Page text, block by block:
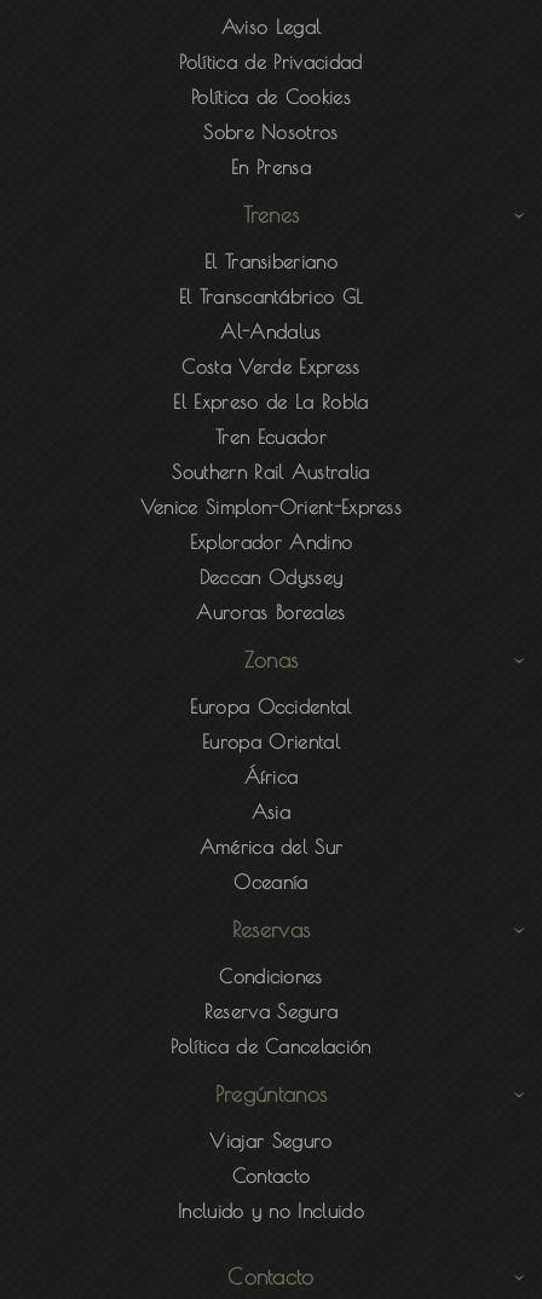
Aviso Legal
Política de Privacidad
Política de Cookies
Sobre Nosotros
En Prensa
Trenes
El Transiberiano
El Transcantábrico GL
Al-Andalus
Costa Verde Express
El Expreso de La Robla
Tren Ecuador
Southern Rail Australia
Venice Simplon-Orient-Express
Explorador Andino
Deccan Odyssey
Auroras Boreales
Zonas
Europa Occidental
Europa Oriental
África
Asia
América del Sur
Oceanía
Reservas
Condiciones
Reserva Segura
Política de Cancelación
Pregúntanos
Viajar Seguro
Contacto
Incluido y no Incluido
Contacto